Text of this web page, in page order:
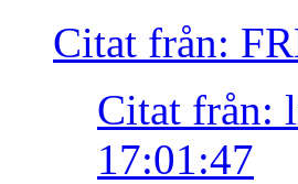
Citat från:
Citat från:
17:01:47